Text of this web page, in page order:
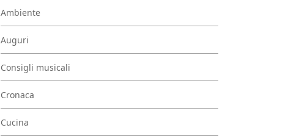
Ambiente
Auguri
Consigli musicali
Cronaca
Cucina